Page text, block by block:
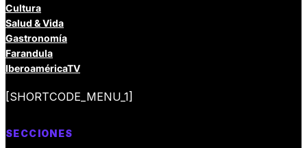
Cultura
Salud & Vida
Gastronomía
Farandula
IberoaméricaTV
[SHORTCODE_MENU_1]
SECCIONES